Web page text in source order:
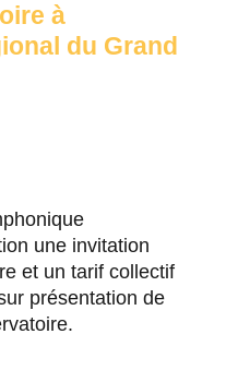
à
du Grand
une invitation
et un tarif collectif
présentation de